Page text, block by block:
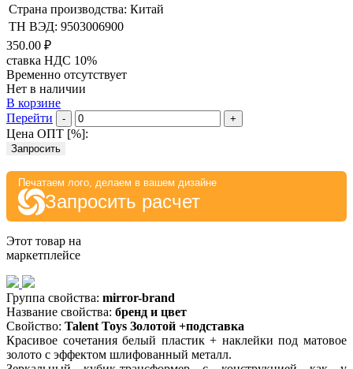
Страна производства: Китай
ТН ВЭД: 9503006900
350.00 ₽
ставка НДС 10%
Временно отсутствует
Нет в наличии
В корзине
Перейти
- +
Цена ОПТ [%]:
Запросить
Печатаем лого, делаем в вашем дизайне
Запросить расчет
Этот товар на
маркетплейсе
Группа свойства: mirror-brand
Название свойства: бренд и цвет
Свойство: Talent Toys Золотой +подставка
Красивое сочетания белый пластик + наклейки под матовое
золото с эффектом шлифованный металл.